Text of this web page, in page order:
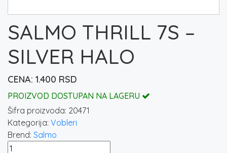
SALMO THRILL 7S –
SILVER HALO
1.400 RSD
PROIZVOD DOSTUPAN NA LAGERU
Šifra proizvoda: 20471
Kategorija: Vobleri
Brend: Salmo
SALMO